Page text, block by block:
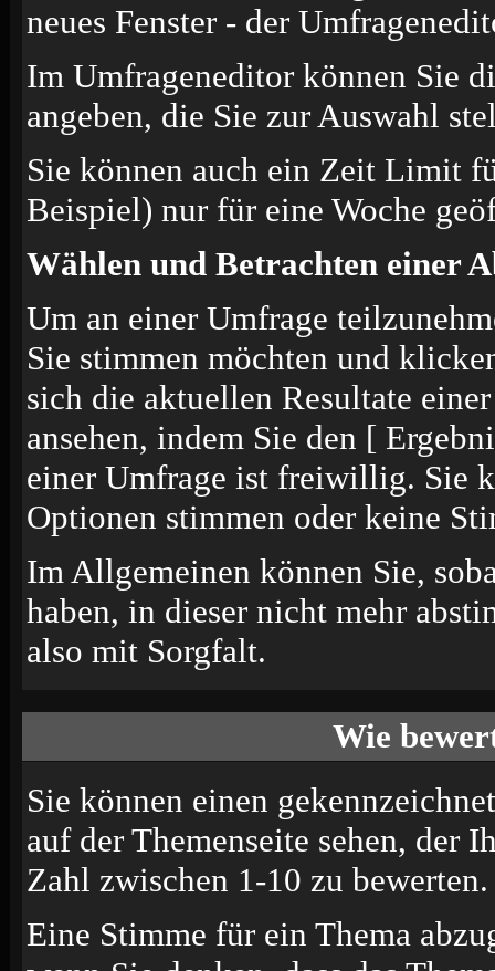
neues Fenster - der
Im Umfrageneditor können Sie
angeben, die Sie zur Auswahl
Sie können auch ein Zeit Limit
Beispiel) nur für eine Woche
Wählen und Betrachten einer
Um an einer Umfrage
Sie stimmen möchten und
sich die aktuellen Resultate
ansehen, indem Sie den [
einer Umfrage ist freiwillig. Sie
Optionen stimmen oder keine
Im Allgemeinen können Sie,
haben, in dieser nicht mehr
also mit Sorgfalt.
Wie
Sie können einen
auf der Themenseite sehen, der
Zahl zwischen 1-10 zu bewerten.
Eine Stimme für ein Thema